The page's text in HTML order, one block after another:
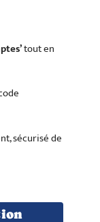
tout en
sécurisé de